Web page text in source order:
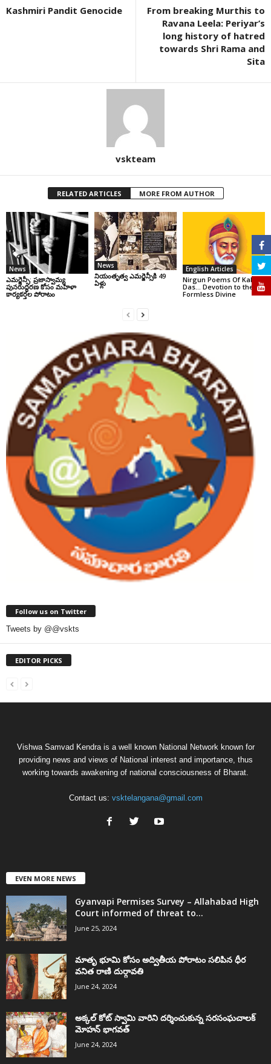
Kashmiri Pandit Genocide
From breaking Murthis to
Ravana Leela: Periyar’s
long history of hatred
towards Shri Rama and
Sita
vskteam
RELATED ARTICLES MORE FROM AUTHOR
News
ఎమర్జెన్సీ: ప్రజాస్వామ్య
పునరుద్ధరణ కోసం మహిళా
కార్యకర్తల పోరాటం
News
నియంతృత్వ ఎమర్జెన్సీకి 49
ఏళ్లు
English Articles
Nirgun Poems Of Kabir
Das… Devotion to the
Formless Divine
Follow us on Twitter
Tweets by @@vskts
EDITOR PICKS
Vishwa Samvad Kendra is a well known National Network known for
providing news and views of National interest and importance, thus
working towards awakening of national consciousness of Bharat.
Contact us: vsktelangana@gmail.com
EVEN MORE NEWS
Gyanvapi Permises Survey – Allahabad High
Court informed of threat to...
June 25, 2024
మాతృ భూమి కోసం అద్వితీయ పోరాటం సలిపిన ధీర
వనిత రాణి దుర్గావతి
June 24, 2024
అక్కల్‌ కోట్‌ స్వామి వారిని దర్శించుకున్న సరసంఘచాలక్
మోహన్ భాగవత్
June 24, 2024